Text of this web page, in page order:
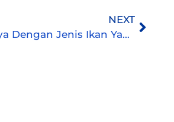
NEXT
Harga Mancing di Pemancingan Kohod Jaya Dengan Jenis Ikan Yang Bervariasi!